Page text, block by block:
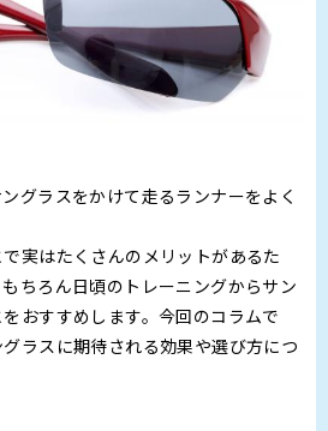
グラスをかけて走るランナーをよく
実はたくさんのメリットがあるた
ちろん日頃のトレーニングからサン
おすすめします。今回のコラムで
ラスに期待される効果や選び方につ